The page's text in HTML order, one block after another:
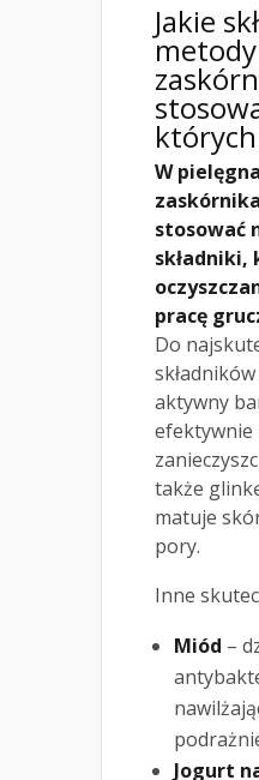
Jakie
metody
W
stosować
pracę
Do
aktywny
efektywnie
także
matuje
pory.
Inne
Miód –
Jogurt